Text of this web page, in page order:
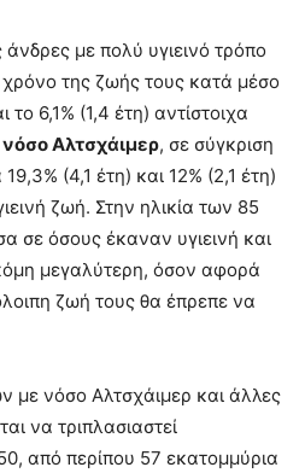
άνδρες με πολύ υγιεινό τρόπο
της ζωής τους κατά μέσο
6,1% (1,4 έτη) αντίστοιχα
νόσο Αλτσχάιμερ, σε σύγκριση
(4,1 έτη) και 12% (2,1 έτη)
ζωή. Στην ηλικία των 85
σε όσους έκαναν υγιεινή και
μεγαλύτερη, όσον αφορά
ζωή τους θα έπρεπε να
με νόσο Αλτσχάιμερ και άλλες
να τριπλασιαστεί
από περίπου 57 εκατομμύρια